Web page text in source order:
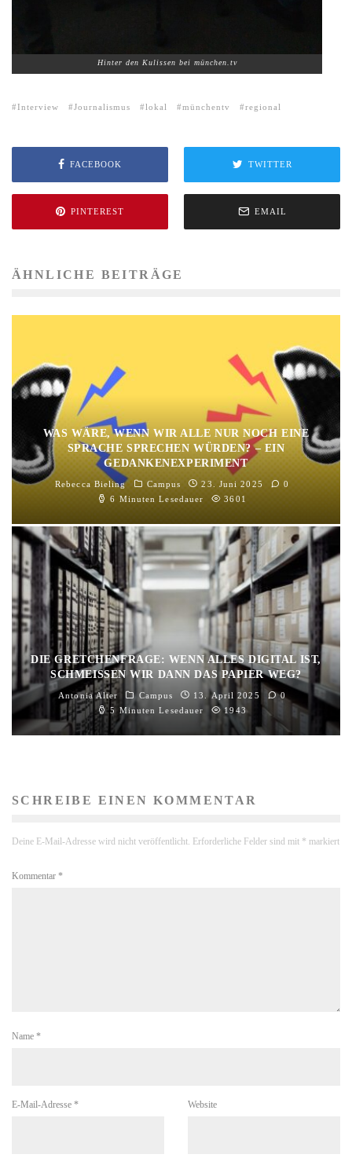
Hinter den Kulissen bei münchen.tv
Interview Journalismus lokal münchentv regional
FACEBOOK TWITTER
PINTEREST EMAIL
ÄHNLICHE BEITRÄGE
WAS WÄRE, WENN WIR ALLE NUR NOCH EINE
SPRACHE SPRECHEN WÜRDEN? – EIN
GEDANKENEXPERIMENT
Rebecca Bieling Campus 23. Juni 2025
0
6 Minuten Lesedauer
3601
DIE GRETCHENFRAGE: WENN ALLES DIGITAL IST,
SCHMEISSEN WIR DANN DAS PAPIER WEG?
Antonia Alter Campus 13. April 2025
0
5 Minuten Lesedauer
1943
SCHREIBE EINEN KOMMENTAR
Deine E-Mail-Adresse wird nicht veröffentlicht. Erforderliche Felder sind mit * markiert
Kommentar *
Name *
E-Mail-Adresse * Website